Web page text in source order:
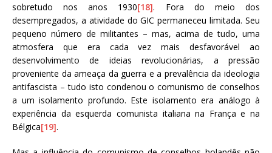
sobretudo nos anos 1930[18]. Fora do meio dos
desempregados, a atividade do GIC permaneceu limitada. Seu
pequeno número de militantes – mas, acima de tudo, uma
atmosfera que era cada vez mais desfavorável ao
desenvolvimento de ideias revolucionárias, a pressão
proveniente da ameaça da guerra e a prevalência da ideologia
antifascista – tudo isto condenou o comunismo de conselhos
a um isolamento profundo. Este isolamento era análogo à
experiência da esquerda comunista italiana na França e na
Bélgica[19].